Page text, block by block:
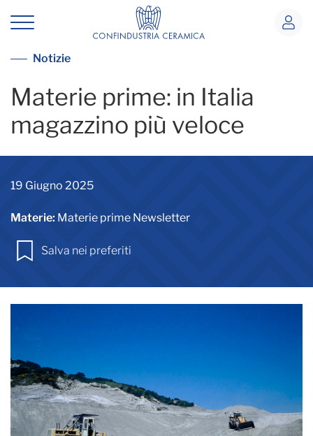
Bilanci materie prime 2021-2023
Vai alla lista notizie
Notizie
Materie prime: in Italia
magazzino più veloce
19 Giugno 2025
Materie: Materie prime Newsletter
Salva nei preferiti